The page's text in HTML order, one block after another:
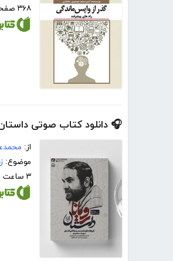
۳۶۸ صفحه
🎧 دانلود کتاب صوتی
از:
موضوع:
۳ ساعت و ۲۴ دقیقه